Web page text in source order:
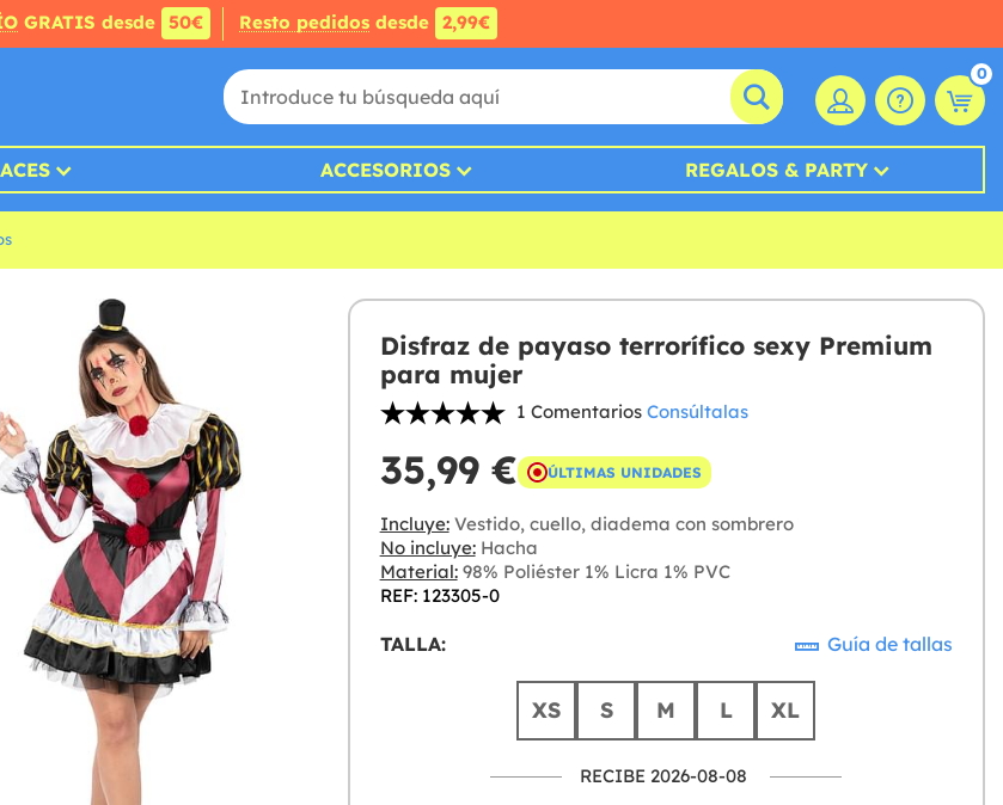
GRATIS desde 50€ Resto pedidosdesde 2,99€
0
ACCESORIOS REGALOS & PARTY
Disfraz de payaso terrorífico sexy Premium
para mujer
1 Comentarios Consúltalas
35,99 € ÚLTIMAS UNIDADES
Incluye:Vestido, cuello, diadema con sombrero
No incluye:Hacha
Material:98% Poliéster 1% Licra 1% PVC
REF: 123305-0
TALLA: Guía de tallas
XS S M L XL
RECIBE 2026-08-08